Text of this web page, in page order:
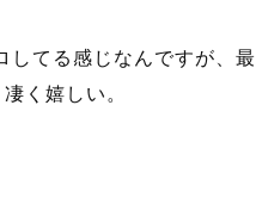
してる感じなんですが、最
く嬉しい。